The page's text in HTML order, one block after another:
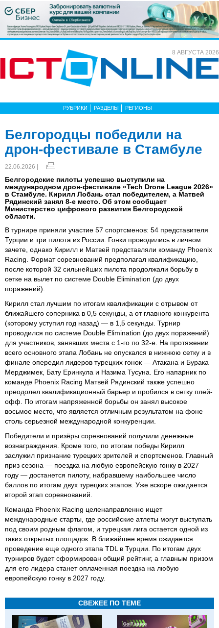
8 АВГУСТА 2026
РУБРИКИ РАЗДЕЛЫ РЕГИОНЫ
Белгородцы победили на
дрон-фестивале в Стамбуле
22.06.2026 |
Белгородские пилоты успешно выступили на
международном дрон-фестивале «Tech Drone League 2026»
в Стамбуле. Кирилл Лобань стал победителем, а Матвей
Рядинский занял 8-е место. Об этом сообщает
Министерство цифрового развития Белгородской
области.
В турнире приняли участие 57 спортсменов: 54 представителя
Турции и три пилота из России. Гонки проводились в личном
зачете, однако Кирилл и Матвей представляли команду Phoenix
Racing. Формат соревнований предполагал квалификацию,
после которой 32 сильнейших пилота продолжали борьбу в
сетке на вылет по системе Double Elimination (до двух
поражений).
Кирилл стал лучшим по итогам квалификации с отрывом от
ближайшего соперника в 0,5 секунды, а от главного конкурента
(которому уступил год назад) — в 1,5 секунды. Турнир
проводился по системе Double Elimination (до двух поражений)
для участников, занявших места с 1-го по 32-е. На протяжении
всего основного этапа Лобань не опускался в нижнюю сетку и в
финале опередил лидеров турецких гонок — Атакана и Бурака
Мерджимек, Бату Еринкула и Назима Тусуна. Его напарник по
команде Phoenix Racing Матвей Рядинский также успешно
преодолел квалификационный барьер и пробился в сетку плей-
офф. По итогам напряженной борьбы он занял высокое
восьмое место, что является отличным результатом на фоне
столь серьезной международной конкуренции.
Победители и призёры соревнований получили денежные
вознаграждения. Кроме того, по итогам победы Кирилл
заслужил признание турецких зрителей и спортсменов. Главный
приз сезона — поездка на любую европейскую гонку в 2027
году — достанется пилоту, набравшему наибольшее число
баллов по итогам двух турецких этапов. Уже вскоре ожидается
второй этап соревнований.
Команда Phoenix Racing целенаправленно ищет
международные старты, где российские атлеты могут выступать
под своим родным флагом, и турецкая лига остается одной из
таких открытых площадок. В ближайшее время ожидается
проведение еще одного этапа TDL в Турции. По итогам двух
турниров будет сформирован общий рейтинг, а главным призом
для его лидера станет оплаченная поездка на любую
европейскую гонку в 2027 году.
СВЕЖЕЕ ПО ТЕМЕ